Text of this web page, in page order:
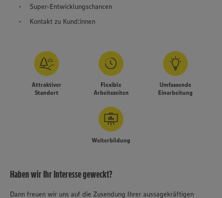
Super-Entwicklungschancen
Kontakt zu Kund:innen
Attraktiver
Standort
Flexible
Arbeitszeiten
Umfassende
Einarbeitung
Weiterbildung
Haben wir Ihr Interesse geweckt?
Dann freuen wir uns auf die Zusendung Ihrer aussagekräftigen